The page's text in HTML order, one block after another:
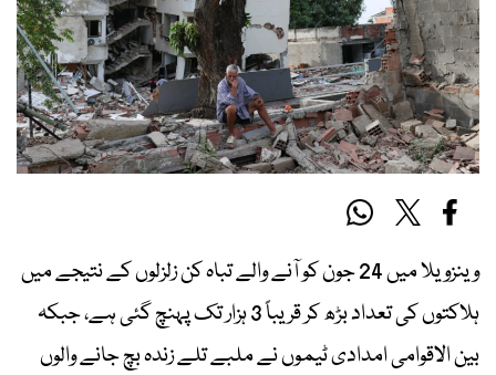
وینزویلا میں 24 جون کو آنے والے تباہ کن زلزلوں کے نتیجے میں
ہلاکتوں کی تعداد بڑھ کر قریباً 3 ہزار تک پہنچ گئی ہے، جبکہ
بین الاقوامی امدادی ٹیموں نے ملبے تلے زندہ بچ جانے والوں